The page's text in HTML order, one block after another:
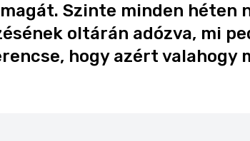
Szinte minden héten
oltárán adózva, mi
hogy azért valahogy